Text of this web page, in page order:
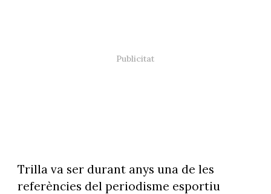
Trilla va ser durant anys una de les
referències del periodisme esportiu